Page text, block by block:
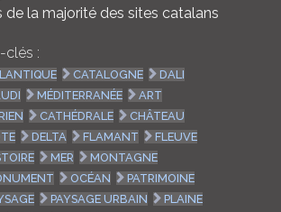
de la majorité des sites catalans
clés :
CATALOGNE
DALI
MÉDITERRANÉE
ART
CATHÉDRALE
CHÂTEAU
DELTA FLAMANT
FLEUVE
MER
MONTAGNE
OCÉAN
PATRIMOINE
PAYSAGE URBAIN
PLAINE